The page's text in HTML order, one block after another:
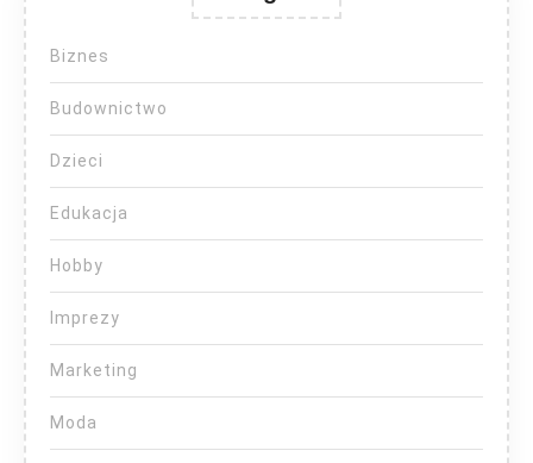
Biznes
Budownictwo
Dzieci
Edukacja
Hobby
Imprezy
Marketing
Moda